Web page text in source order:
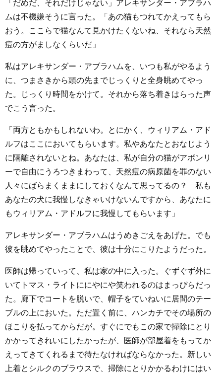
「だめだ、それだけじゃない」アレキサンダー・アブラハ
ムは不機嫌そうに言った。「あの猫もつれてかえってもら
おう。ここらで猫なんて見かけたくないね、それなら天然
痘の方がましなくらいだ」
私はアレキサンダー・アブラハムを、いつも私がやるよう
に、つまさきから頭の先までじっくりと全身眺めてやっ
た。じっくり時間をかけて。それから落ち着きはらった声
でこう言った。
「両方ともかもしれないわ。とにかく、ウィリアム・アド
ルフはここにおいてもらいます。私やあなたとおなじよう
に隔離されないとね。あなたは、私が自分の猫がアボンリ
ーで自由にうろつきまわって、天然痘の病原菌を罪のない
人々にばらまくままにしておくなんて思ってるの？ 私も
あなたの犬に我慢しなきゃいけないんですから、あなたに
もウィリアム・アドルフに我慢してもらいます」
アレキサンダー・アブラハムはうめきごえをあげた。でも
彼を眺めてやったことで、彼は十分にこりたようだった。
医師は帰っていって、私は家の中に入った。ぐずぐず外に
いてトマス・ライトににやにや笑われるのはまっぴらだっ
た。廊下でコートを脱いで、帽子をていねいに居間のテー
ブルの上においた。ただ置く前に、ハンカチでその場所の
ほこりを払ってからだが。すぐにでもこの家で掃除にとり
かかってきれいにしたかったが、医師が部屋着をもってか
えってきてくれるまで待たなければならなかった。新しい
上着とシルクのブラウスで、掃除にとりかかるわけにはい